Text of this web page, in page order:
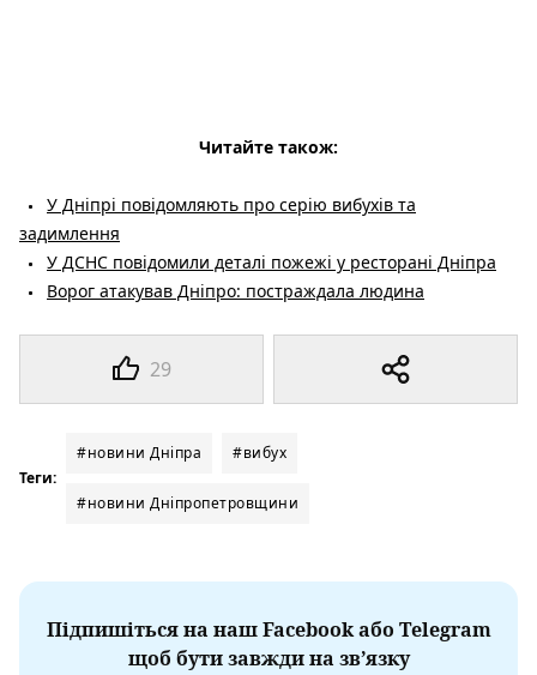
29
Читайте також:
У Дніпрі повідомляють про серію вибухів та
задимлення
У ДСНС повідомили деталі пожежі у ресторані Дніпра
Ворог атакував Дніпро: постраждала людина
Теги:
#новини Дніпра #вибух
#новини Дніпропетровщини
Підпишіться на наш Facebook або Telegram
щоб бути завжди на зв’язку